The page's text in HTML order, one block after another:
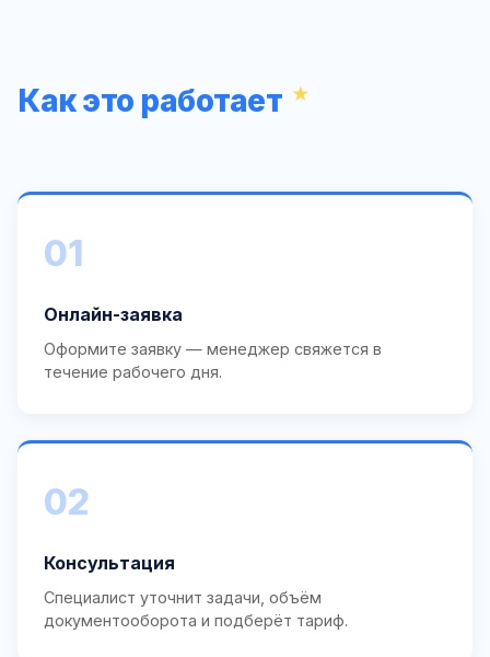
Как это работает
01
Онлайн-заявка
Оформите заявку — менеджер свяжется в
течение рабочего дня.
02
Консультация
Специалист уточнит задачи, объём
документооборота и подберёт тариф.